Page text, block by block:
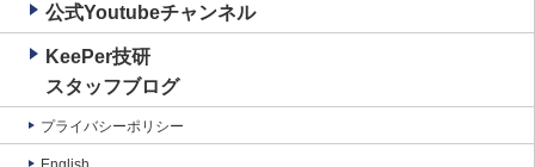
公式Youtubeチャンネル
KeePer技研
スタッフブログ
プライバシーポリシー